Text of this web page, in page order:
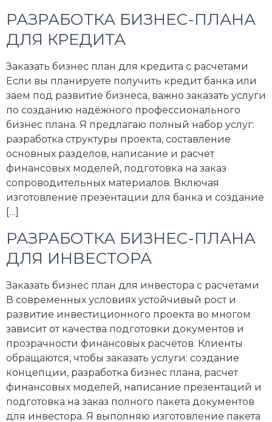
РАЗРАБОТКА БИЗНЕС-ПЛАНА
ДЛЯ КРЕДИТА
Заказать бизнес план для кредита с расчетами
Если вы планируете получить кредит банка или
заем под развитие бизнеса, важно заказать услуги
по созданию надёжного профессионального
бизнес плана. Я предлагаю полный набор услуг:
разработка структуры проекта, составление
основных разделов, написание и расчет
финансовых моделей, подготовка на заказ
сопроводительных материалов. Включая
изготовление презентации для банка и создание
[…]
РАЗРАБОТКА БИЗНЕС-ПЛАНА
ДЛЯ ИНВЕСТОРА
Заказать бизнес план для инвестора с расчетами
В современных условиях устойчивый рост и
развитие инвестиционного проекта во многом
зависит от качества подготовки документов и
прозрачности финансовых расчётов. Клиенты
обращаются, чтобы заказать услуги: создание
концепции, разработка бизнес плана, расчет
финансовых моделей, написание презентаций и
подготовка на заказ полного пакета документов
для инвестора. Я выполняю изготовление пакета